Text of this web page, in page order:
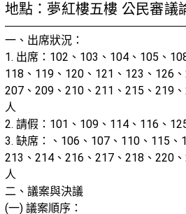
地點：夢紅樓五樓 公民審議
一、出席狀況：
1. 出席：102、103、104、105、
118、119、120、121、123、126
207、209、210、211、215、219
人
2. 請假：101、109、114、116、
3. 缺席：、106、107、110、115、
213、214、216、217、218、220
人
二、議案與決議
(一) 議案順序：